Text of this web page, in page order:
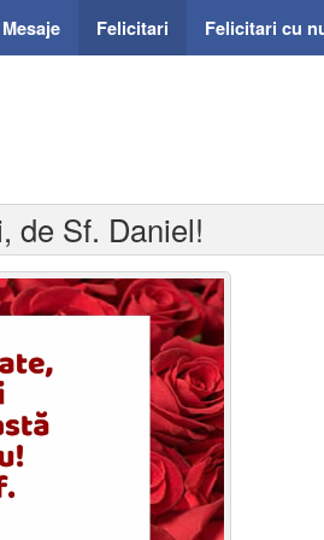
Mesaje Felicitari Felicitari cu
de Sf. Daniel!